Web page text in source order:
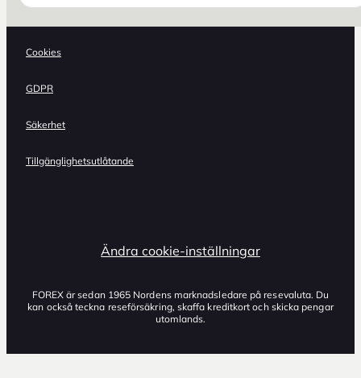
Cookies
GDPR
Säkerhet
Tillgänglighetsutlåtande
Ändra cookie-inställningar
FOREX är sedan 1965 Nordens marknadsledare på resevaluta. Du
kan också teckna reseförsäkring, skaffa kreditkort och skicka pengar
utomlands.